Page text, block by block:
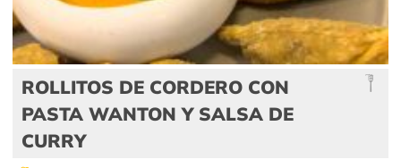
ROLLITOS DE CORDERO CON
PASTA WANTON Y SALSA DE
CURRY